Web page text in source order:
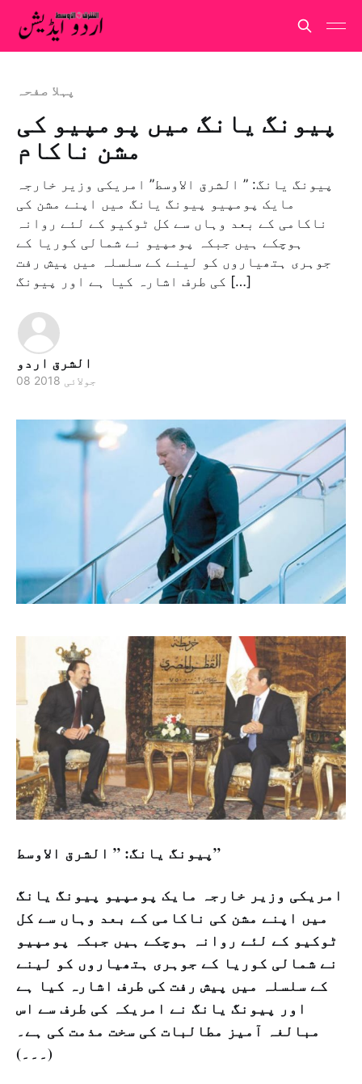
پہلا صفحہ
پیونگ یانگ میں پومپیو کی
مشن ناکام
پیونگ یانگ: ” الشرق الاوسط” امریکی وزیر خارجہ
مایک پومپیو پیونگ یانگ میں اپنے مشن کی
ناکامی کے بعد وہاں سے کل ٹوکیو کے لئے روانہ
ہوچکے ہیں جبکہ پومپیو نے شمالی کوریا کے
جوہری ہتھیاروں کو لینے کے سلسلہ میں پیش رفت
کی طرف اشارہ کیا ہے اور پیونگ […]
الشرق اردو
08 جولائی 2018
پیونگ یانگ: ” الشرق الاوسط”
امریکی وزیر خارجہ مایک پومپیو پیونگ یانگ
میں اپنے مشن کی ناکامی کے بعد وہاں سے کل
ٹوکیو کے لئے روانہ ہوچکے ہیں جبکہ پومپیو
نے شمالی کوریا کے جوہری ہتھیاروں کو لینے
کے سلسلہ میں پیش رفت کی طرف اشارہ کیا ہے
اور پیونگ یانگ نے امریکہ کی طرف سے اس
مبالغہ آمیز مطالبات کی سخت مذمت کی ہے۔
(۔۔۔)